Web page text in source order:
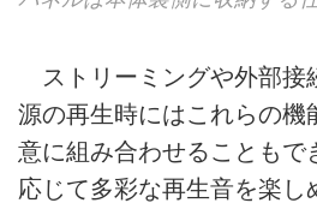
ストリーミングや外部接
源の再生時にはこれらの機
意に組み合わせることもで
応じて多彩な再生音を楽し